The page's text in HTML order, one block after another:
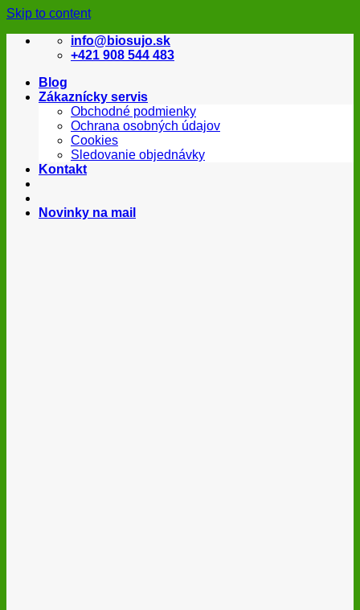
Skip to content
info@biosujo.sk
+421 908 544 483
Blog
Zákaznícky servis
Obchodné podmienky
Ochrana osobných údajov
Cookies
Sledovanie objednávky
Kontakt
Novinky na mail